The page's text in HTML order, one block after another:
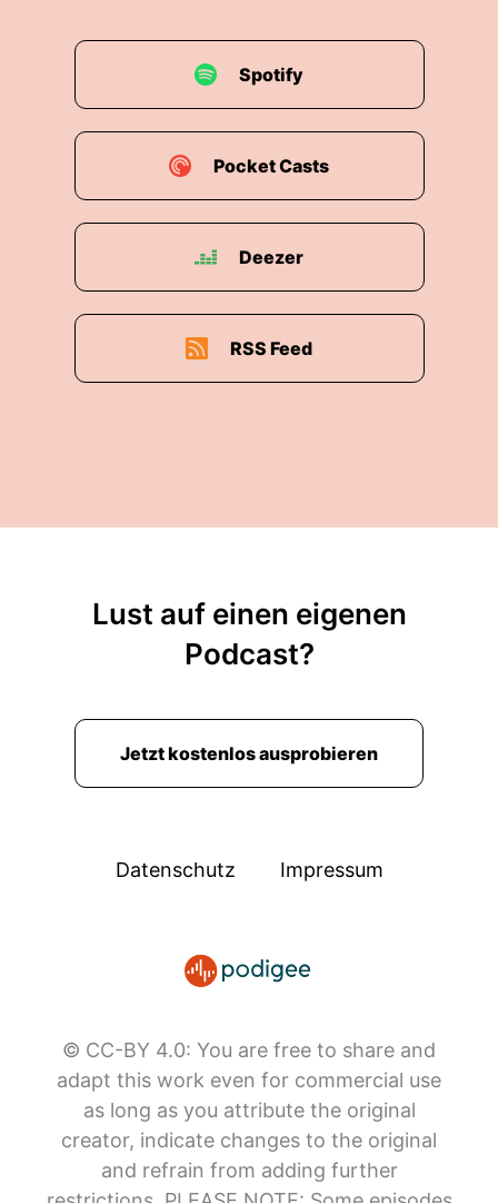
Spotify
Pocket Casts
Deezer
RSS Feed
Lust auf einen eigenen
Podcast?
Jetzt kostenlos ausprobieren
Datenschutz Impressum
© CC-BY 4.0: You are free to share and
adapt this work even for commercial use
as long as you attribute the original
creator, indicate changes to the original
and refrain from adding further